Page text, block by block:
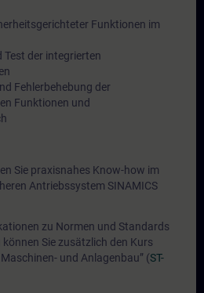
Funktionen im
der integrierten
Fehlerbehebung der
Funktionen und
Sie praxisnahes Know-how im
Antriebssystem SINAMICS
zu Normen und Standards
Sie zusätzlich den Kurs
und Anlagenbau” (ST-